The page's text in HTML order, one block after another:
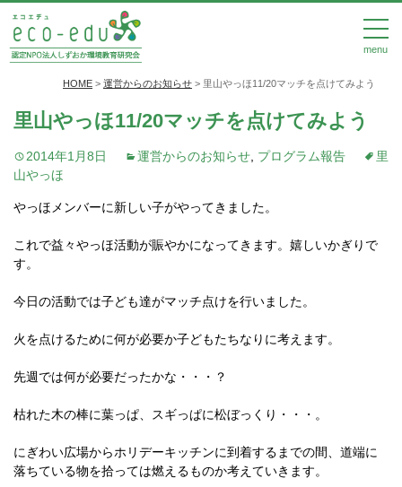
menu
HOME > 運営からのお知らせ > 里山やっほ11/20マッチを点けてみよう
里山やっほ11/20マッチを点けてみよう
2014年1月8日 運営からのお知らせ プログラム報告
里
山やっほ
やっほメンバーに新しい子がやってきました。
これで益々やっほ活動が賑やかになってきます。嬉しいかぎりで
す。
今日の活動では子ども達がマッチ点けを行いました。
火を点けるために何が必要か子どもたちなりに考えます。
先週では何が必要だったかな・・・？
枯れた木の棒に葉っぱ、スギっぱに松ぼっくり・・・。
にぎわい広場からホリデーキッチンに到着するまでの間、道端に
落ちている物を拾っては燃えるものか考えていきます。